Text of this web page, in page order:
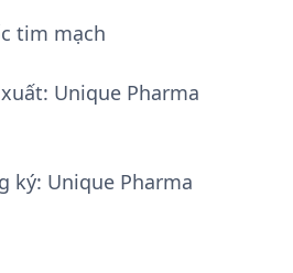
tim mạch
Unique Pharma
ký: Unique Pharma